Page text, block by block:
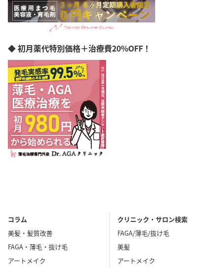
◆ 初月薬代特別価格＋治療費20%OFF！
コラム
美髪・髪質改善
FAGA・薄毛・抜け毛
アートメイク
クリニック・サロン検索
FAGA/薄毛/抜け毛
美髪
アートメイク